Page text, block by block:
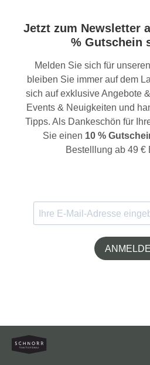
Jetzt zum Newsletter
% Gutschein
Melden Sie sich für
bleiben Sie immer auf dem
sich auf exklusive Angebote
Events & Neuigkeiten und
Tipps. Als Dankeschön für
Sie einen 10 %
Bestelllung ab 49 €